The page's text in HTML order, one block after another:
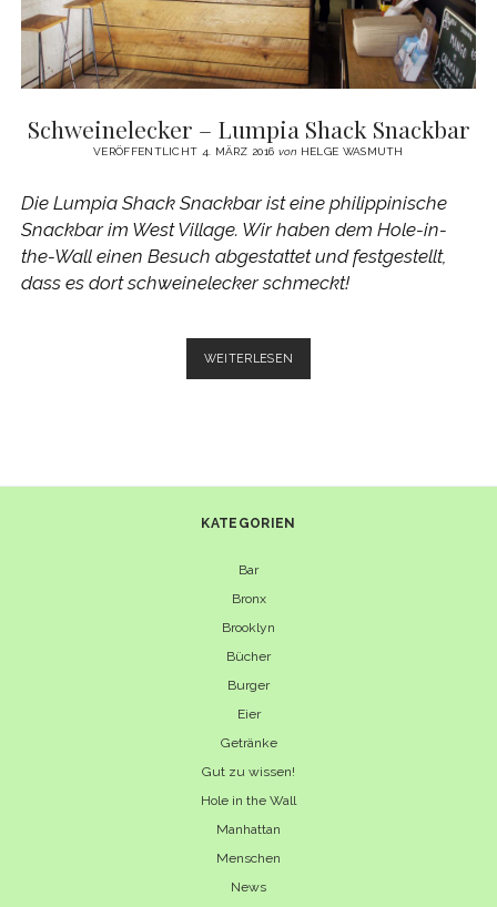
Schweinelecker – Lumpia Shack Snackbar
VERÖFFENTLICHT 4. MÄRZ 2016 von HELGE WASMUTH
Die Lumpia Shack Snackbar ist eine philippinische
Snackbar im West Village. Wir haben dem Hole-in-
the-Wall einen Besuch abgestattet und festgestellt,
dass es dort schweinelecker schmeckt!
WEITERLESEN
–
KATEGORIEN
Bar
Bronx
Brooklyn
Bücher
Burger
Eier
Getränke
Gut zu wissen!
Hole in the Wall
Manhattan
Menschen
News